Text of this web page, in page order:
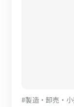
#製造・卸売・